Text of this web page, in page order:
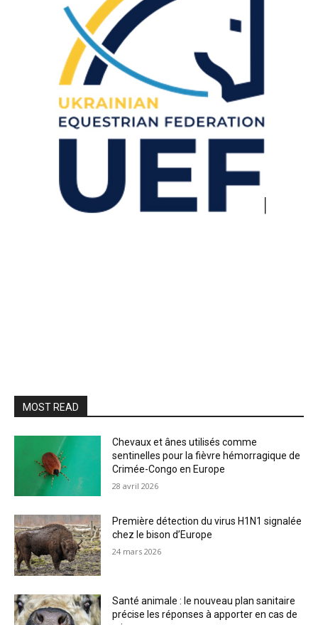
MOST READ
Chevaux et ânes utilisés comme
sentinelles pour la fièvre hémorragique de
Crimée-Congo en Europe
28 avril 2026
Première détection du virus H1N1 signalée
chez le bison d’Europe
24 mars 2026
Santé animale : le nouveau plan sanitaire
précise les réponses à apporter en cas de